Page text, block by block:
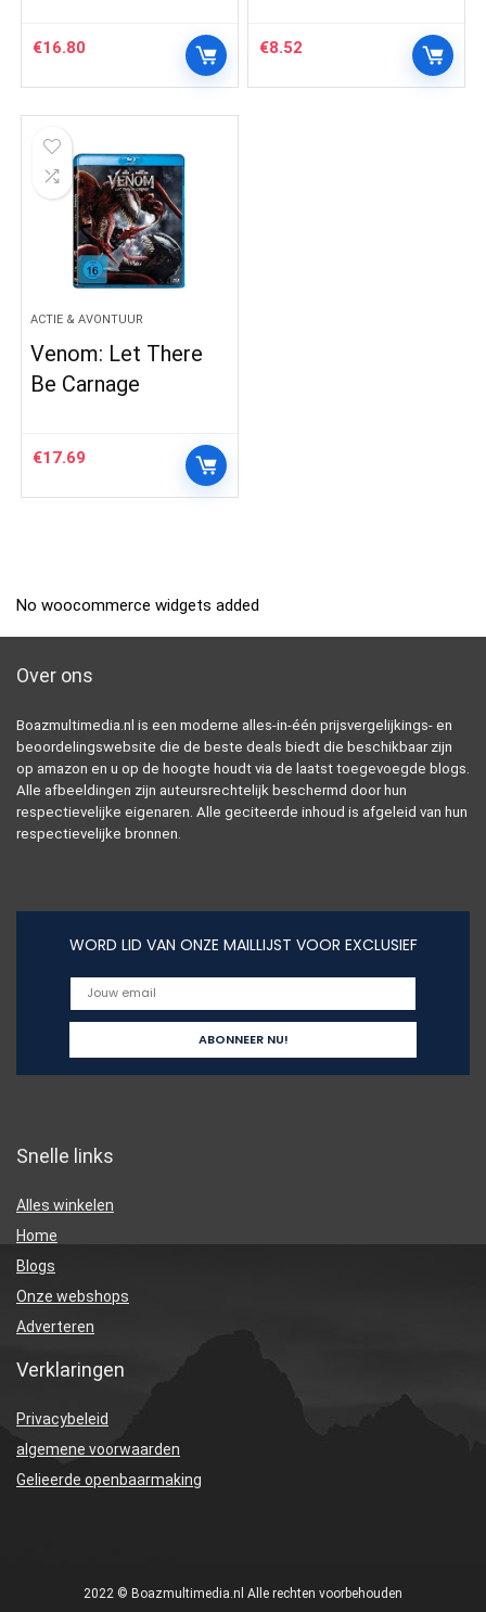
€16.80 €8.52
ACTIE & AVONTUUR
Venom: Let There
Be Carnage
€17.69
No woocommerce widgets added
Over ons
Boazmultimedia.nl is een moderne alles-in-één prijsvergelijkings- en
beoordelingswebsite die de beste deals biedt die beschikbaar zijn
op amazon en u op de hoogte houdt via de laatst toegevoegde blogs.
Alle afbeeldingen zijn auteursrechtelijk beschermd door hun
respectievelijke eigenaren. Alle geciteerde inhoud is afgeleid van hun
respectievelijke bronnen.
WORD LID VAN ONZE MAILLIJST VOOR EXCLUSIEF
Snelle links
Alles winkelen
Home
Blogs
Onze webshops
Adverteren
Verklaringen
Privacybeleid
algemene voorwaarden
Gelieerde openbaarmaking
2022 © Boazmultimedia.nl Alle rechten voorbehouden